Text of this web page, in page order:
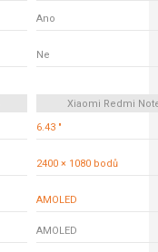
Ano
Ne
Xiaomi Redmi
6.43 "
2400 × 1080 bodů
AMOLED
AMOLED